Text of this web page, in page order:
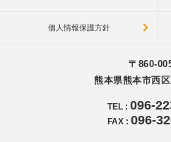
個人情報保護方針
〒860-
熊本県熊本市西
TEL : 096-
FAX : 096-